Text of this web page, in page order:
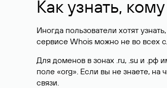
Как узнать,
Иногда пользователи хотят
сервисе Whois можно не во всех
Для доменов в зонах .ru, .su и .рф
поле «org». Если вы не знаете, на
связи.